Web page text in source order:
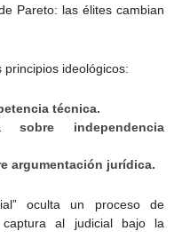
Pareto: las élites cambian
ideológicos:
técnica.
sobre independencia
argumentación jurídica.
oculta un proceso de
al judicial bajo la